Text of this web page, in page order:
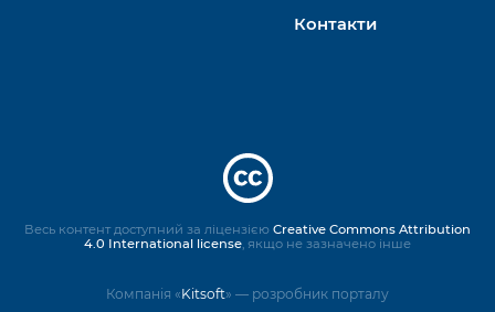
Контакти
Компанія «Kitsoft» — розробник порталу
Весь контент доступний за ліцензією Creative Commons Attribution
4.0 International license , якщо не зазначено інше